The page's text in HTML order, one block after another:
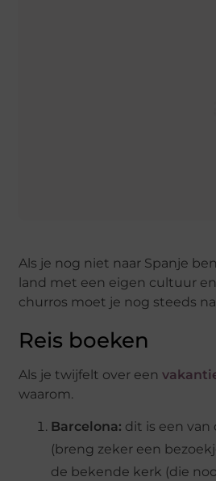
Als je nog niet naar Spanje
land met een eigen cultuur
churros moet je nog steeds
Reis boeken
Als je twijfelt over een
waarom.
Barcelona: dit is een van
(breng zeker een
de bekende kerk (die